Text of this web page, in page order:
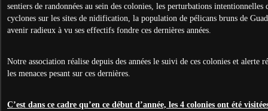
sentiers de randonnées au sein des colonies, les perturbations intentionnelles
cyclones sur les sites de nidification, la population de pélicans bruns de
avenir radieux à vu ses effectifs fondre ces dernières années.
Notre association réalise depuis des années le suivi de ces colonies et alerte
les menaces pesant sur ces dernières.
C’est dans ce cadre qu’en ce début d’année, les 4 colonies ont été